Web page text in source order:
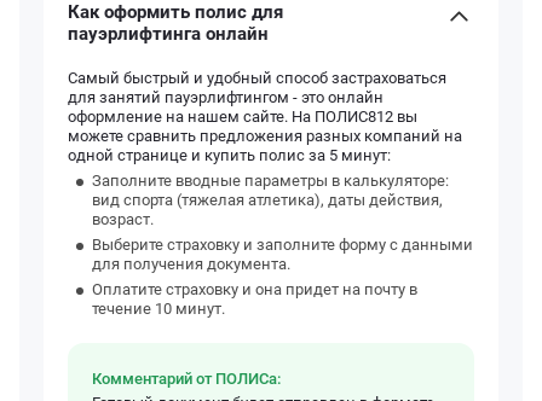
Как оформить полис для
пауэрлифтинга онлайн
Самый быстрый и удобный способ застраховаться
для занятий пауэрлифтингом - это онлайн
оформление на нашем сайте. На ПОЛИС812 вы
можете сравнить предложения разных компаний на
одной странице и купить полис за 5 минут:
Заполните вводные параметры в калькуляторе:
вид спорта (тяжелая атлетика), даты действия,
возраст.
Выберите страховку и заполните форму с данными
для получения документа.
Оплатите страховку и она придет на почту в
течение 10 минут.
Комментарий от ПОЛИСа: